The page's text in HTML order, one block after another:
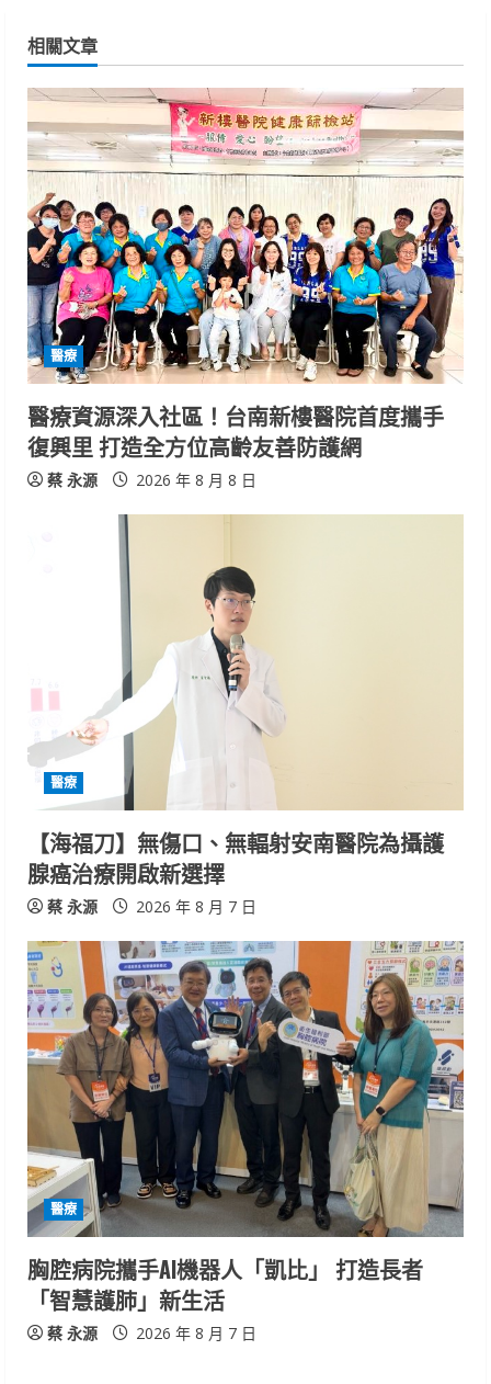
i
n
u
e
R
e
a
d
i
n
g
相關文章
醫療
醫療資源深入社區！台南新樓醫院首度攜手
復興里 打造全方位高齡友善防護網
蔡 永源 2026 年 8 月 8 日
醫療
【海福刀】無傷口、無輻射安南醫院為攝護
腺癌治療開啟新選擇
蔡 永源 2026 年 8 月 7 日
醫療
胸腔病院攜手AI機器人「凱比」 打造長者
「智慧護肺」新生活
蔡 永源 2026 年 8 月 7 日